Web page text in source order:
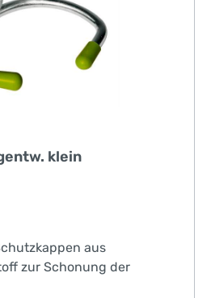
"Metall" Viehsaugentw. klein
aus
zur Schonung der